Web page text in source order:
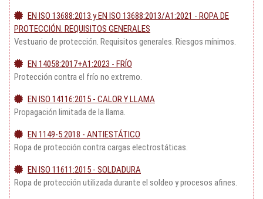
EN ISO 13688:2013 y EN ISO 13688:2013/A1:2021 - ROPA DE
PROTECCIÓN. REQUISITOS GENERALES
Vestuario de protección. Requisitos generales. Riesgos mínimos.
EN 14058:2017+A1:2023 - FRÍO
Protección contra el frío no extremo.
EN ISO 14116:2015 - CALOR Y LLAMA
Propagación limitada de la llama.
EN 1149-5:2018 - ANTIESTÁTICO
Ropa de protección contra cargas electrostáticas.
EN ISO 11611:2015 - SOLDADURA
Ropa de protección utilizada durante el soldeo y procesos afines.